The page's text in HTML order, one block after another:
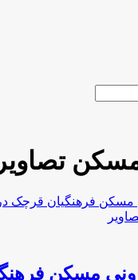
تصاویر
مسکن